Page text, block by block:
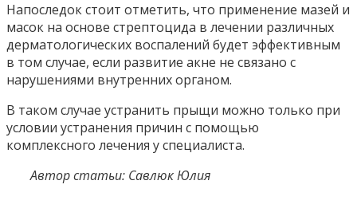
Напоследок стоит отметить, что применение мазей и
масок на основе стрептоцида в лечении различных
дерматологических воспалений будет эффективным
в том случае, если развитие акне не связано с
нарушениями внутренних органом.
В таком случае устранить прыщи можно только при
условии устранения причин с помощью
комплексного лечения у специалиста.
Автор статьи: Савлюк Юлия